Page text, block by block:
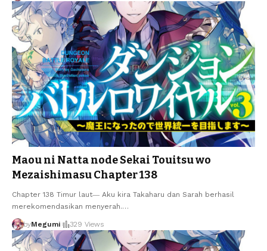
Maou ni Natta node Sekai Touitsu wo
Mezaishimasu Chapter 138
Chapter 138 Timur laut― Aku kira Takaharu dan Sarah berhasil
merekomendasikan menyerah.…
byMegumi 329 Views